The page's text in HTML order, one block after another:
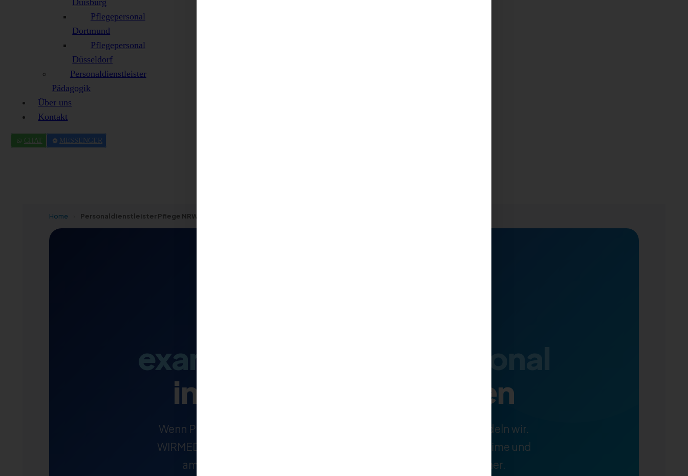
Duisburg
Pflegepersonal
Dortmund
Pflegepersonal
Düsseldorf
Personaldienstleister
Pädagogik
Über uns
Kontakt
CHAT MESSENGER
Home Personaldienstleister Pflege NRW
examiniertes Pflegepersonal
in Nordrhein-Westfalen
Wenn Personalengpässe Ihre Versorgungsqualität gefährden, handeln wir.
WIRMED liefert qualifizierte Pflegefachkräfte für Kliniken, Pflegeheime und
ambulante Dienste in NRW – schnell, verlässlich und rechtssicher.